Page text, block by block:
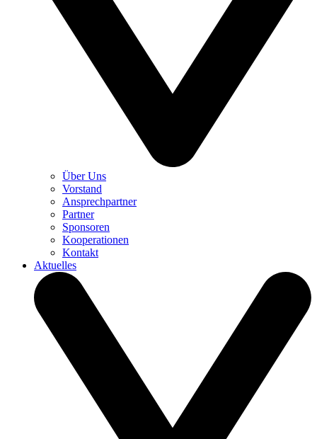
Über Uns
Vorstand
Ansprechpartner
Partner
Sponsoren
Kooperationen
Kontakt
Aktuelles